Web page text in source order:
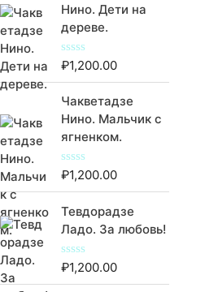
Нино. Дети на
дереве.
О
н
к
а
0
з
5
₽1,200.00
Чакветадзе
Нино. Мальчик с
ягненком.
О
н
к
а
0
з
5
₽1,200.00
Тевдорадзе
Ладо. За любовь!
О
₽1,200.00